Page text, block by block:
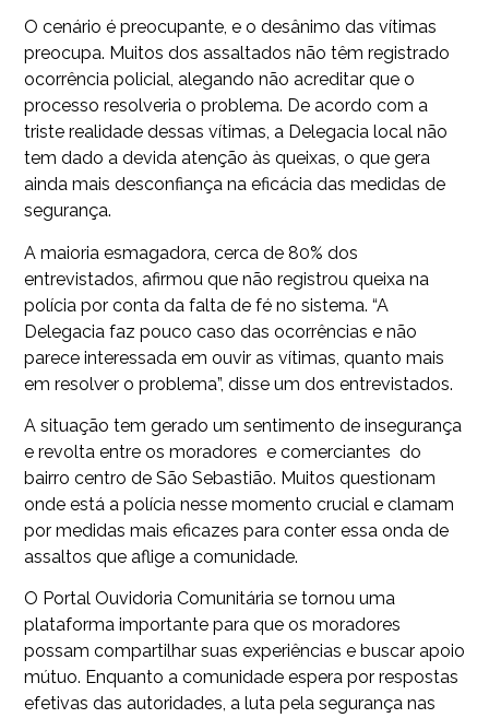
O cenário é preocupante, e o desânimo das vítimas
preocupa. Muitos dos assaltados não têm registrado
ocorrência policial, alegando não acreditar que o
processo resolveria o problema. De acordo com a
triste realidade dessas vítimas, a Delegacia local não
tem dado a devida atenção às queixas, o que gera
ainda mais desconfiança na eficácia das medidas de
segurança.
A maioria esmagadora, cerca de 80% dos
entrevistados, afirmou que não registrou queixa na
polícia por conta da falta de fé no sistema. “A
Delegacia faz pouco caso das ocorrências e não
parece interessada em ouvir as vítimas, quanto mais
em resolver o problema”, disse um dos entrevistados.
A situação tem gerado um sentimento de insegurança
e revolta entre os moradores e comerciantes do
bairro centro de São Sebastião. Muitos questionam
onde está a polícia nesse momento crucial e clamam
por medidas mais eficazes para conter essa onda de
assaltos que aflige a comunidade.
O Portal Ouvidoria Comunitária se tornou uma
plataforma importante para que os moradores
possam compartilhar suas experiências e buscar apoio
mútuo. Enquanto a comunidade espera por respostas
efetivas das autoridades, a luta pela segurança nas